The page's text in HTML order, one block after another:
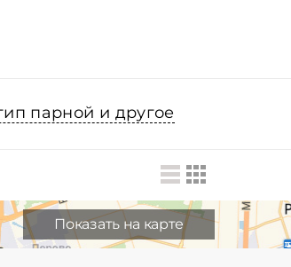
парной и другое
Показать на карте